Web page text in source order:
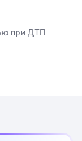
при ДТП